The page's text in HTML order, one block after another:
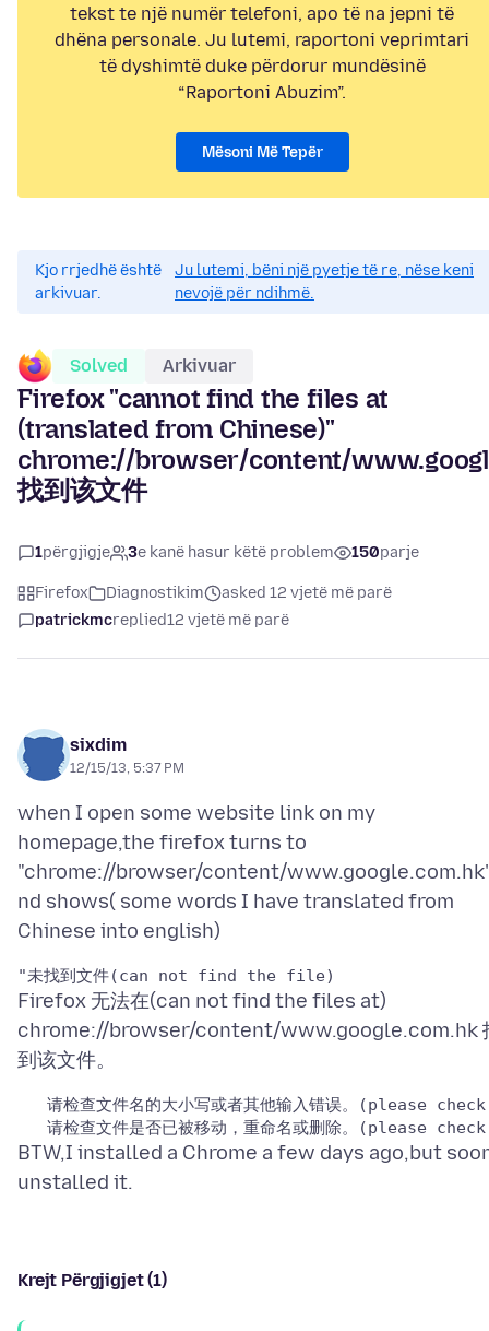
tekst te një numër telefoni, apo të na jepni të
dhëna personale. Ju lutemi, raportoni veprimtari
të dyshimtë duke përdorur mundësinë
“Raportoni Abuzim”.
Mësoni Më Tepër
Kjo rrjedhë është
arkivuar.
Ju lutemi, bëni një pyetje të re, nëse keni
nevojë për ndihmë.
Solved Arkivuar
Firefox "cannot find the files at
(translated from Chinese)"
chrome://browser/content/
找到该文件
1përgjigje 3e kanë hasur këtë problem 150parje
Firefox Diagnostikim
asked 12 vjetë më parë
patrickmcreplied12 vjetë më parë
sixdim
12/15/13, 5:37 PM
when I open some website link on my
homepage,the firefox turns to
"chrome://browser/content/
nd shows( some words I have translated from
Firefox 无法在(can not find the files at)
chrome://browser/content/www.google.com.hk
请检查文件名的大小写或者其他输入错误。(please
BTW,I installed a Chrome a few days ago,but
Krejt Përgjigjet (1)